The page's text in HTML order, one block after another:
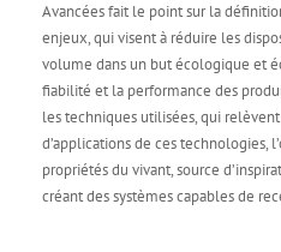
Avancées fait le point sur la
enjeux, qui visent à réduire les
volume dans un but écologique et
fiabilité et la performance des
les techniques utilisées, qui
d’applications de ces technologies,
propriétés du vivant, source
créant des systèmes capables de